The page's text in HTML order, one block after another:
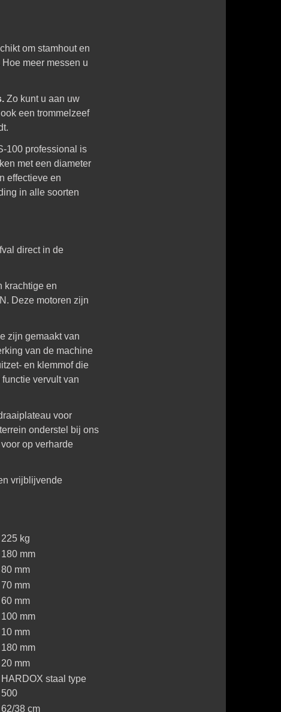
om stamhout en
meer messen u
Zo kunt u aan uw
een trommelzeef
100 professional is
met een diameter
effectieve en
in alle soorten
direct in de
krachtige en
Deze motoren zijn
zijn gemaakt van
van de machine
en klemmof die
vervult van
voor
onderstel bij ons
op verharde
vrijblijvende
225 kg
180 mm
80 mm
70 mm
60 mm
100 mm
10 mm
180 mm
20 mm
HARDOX staal type
500
62/38 cm